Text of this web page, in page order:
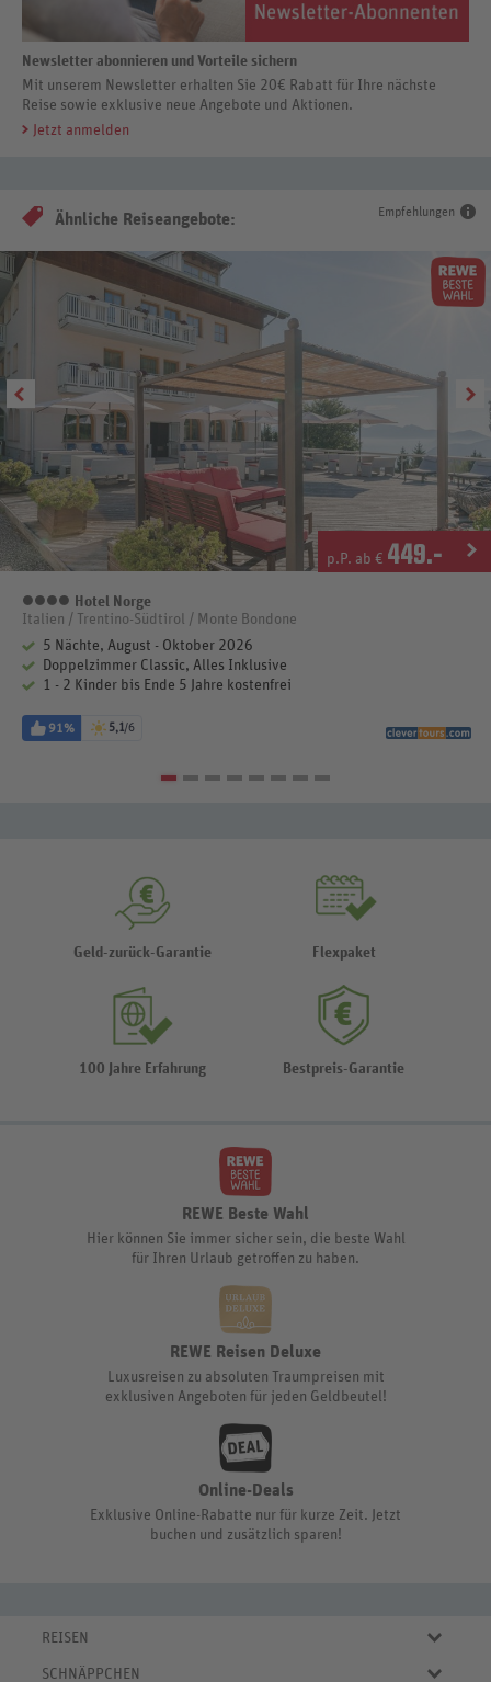
Newsletter abonnieren und Vorteile sichern
Mit unserem Newsletter erhalten Sie 20€ Rabatt für Ihre nächste
Reise sowie exklusive neue Angebote und Aktionen.
Jetzt anmelden
Empfehlungen
Ähnliche Reiseangebote:
p.P. ab € 449.-
4 Sterne
Hotel Norge
Italien / Trentino-Südtirol / Monte Bondone
5 Nächte, August - Oktober 2026
Doppelzimmer Classic, Alles Inklusive
1 - 2 Kinder bis Ende 5 Jahre kostenfrei
91% 5,1/6
Geld-zurück-Garantie Flexpaket
100 Jahre Erfahrung Bestpreis-Garantie
REWE Beste Wahl
Hier können Sie immer sicher sein, die beste Wahl
für Ihren Urlaub getroffen zu haben.
REWE Reisen Deluxe
Luxusreisen zu absoluten Traumpreisen mit
exklusiven Angeboten für jeden Geldbeutel!
Online-Deals
Exklusive Online-Rabatte nur für kurze Zeit. Jetzt
buchen und zusätzlich sparen!
REISEN
Eigene Anreise
SCHNÄPPCHEN